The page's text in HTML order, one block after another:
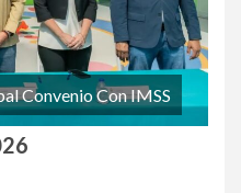
Convenio Con IMSS